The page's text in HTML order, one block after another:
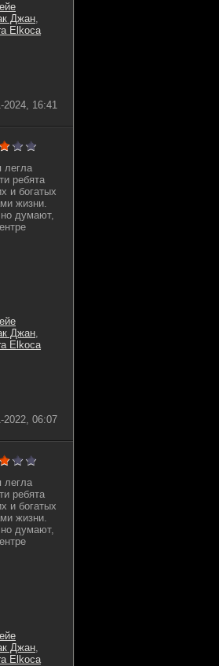
Джан,
Elkoca
2024, 16:41
легла
ребята
и богатых
жизни.
думают,
Джан,
Elkoca
2022, 06:07
легла
ребята
и богатых
жизни.
думают,
Джан,
Elkoca